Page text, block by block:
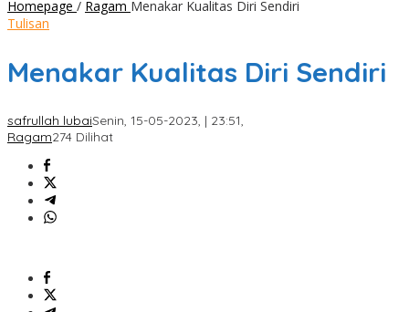
Homepage / Ragam Menakar Kualitas Diri Sendiri
Tulisan
Menakar Kualitas Diri Sendiri
safrullah lubaiSenin, 15-05-2023, | 23:51,
Ragam274 Dilihat